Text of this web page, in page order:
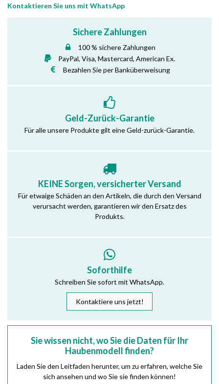
Kontaktieren Sie uns mit WhatsApp
Sichere Zahlungen
100 % sichere Zahlungen
PayPal, Visa, Mastercard, American Ex.
Bezahlen Sie per Banküberweisung
Geld-Zurück-Garantie
Für alle unsere Produkte gilt eine Geld-zurück-Garantie.
KEINE Sorgen, versicherter Versand
Für etwaige Schäden an den Artikeln, die durch den Versand
verursacht werden, garantieren wir den Ersatz des
Produkts.
Soforthilfe
Schreiben Sie sofort mit WhatsApp.
Kontaktiere uns jetzt!
Sie wissen nicht, wo Sie die Daten für Ihr
Haubenmodell finden?
Laden Sie den Leitfaden herunter, um zu erfahren, welche Sie
sich ansehen und wo Sie sie finden können!